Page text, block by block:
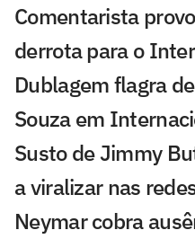
Comentarista
derrota para o
Dublagem flagra
Souza em
Susto de Jimmy
a viralizar nas
Neymar cobra